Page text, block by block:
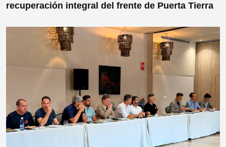
recuperación integral del frente de Puerta Tierra